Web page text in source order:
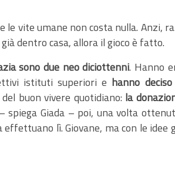
le vite umane non costa nulla. Anzi,
dentro casa, allora il gioco è fatto.
sono due neo diciottenni. Hanno
istituti superiori e hanno
buon vivere quotidiano: la
Giada – poi, una volta
lì. Giovane, ma con le idee